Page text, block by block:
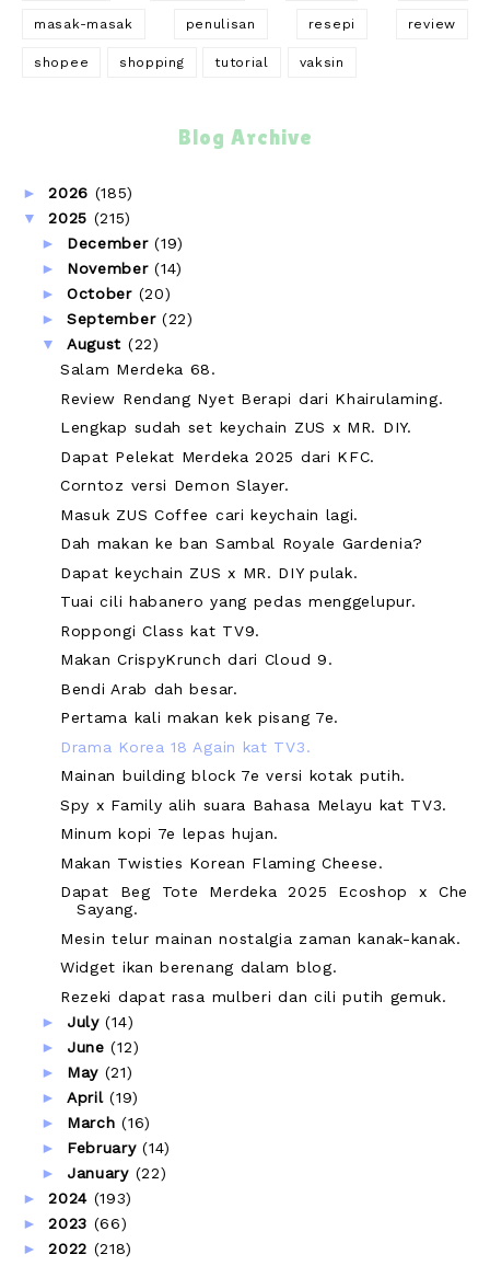
masak-masak penulisan resepi review
shopee shopping tutorial vaksin
Blog Archive
►2026 (185)
▼2025 (215)
► December(19)
► November(14)
► October (20)
► September (22)
▼ August (22)
Salam Merdeka 68.
Review Rendang Nyet Berapi dari Khairulaming.
Lengkap sudah set keychain ZUS x MR. DIY.
Dapat Pelekat Merdeka 2025 dari KFC.
Corntoz versi Demon Slayer.
Masuk ZUS Coffee cari keychain lagi.
Dah makan ke ban Sambal Royale Gardenia?
Dapat keychain ZUS x MR. DIY pulak.
Tuai cili habanero yang pedas menggelupur.
Roppongi Class kat TV9.
Makan CrispyKrunch dari Cloud 9.
Bendi Arab dah besar.
Pertama kali makan kek pisang 7e.
Drama Korea 18 Again kat TV3.
Mainan building block 7e versi kotak putih.
Spy x Family alih suara Bahasa Melayu kat TV3.
Minum kopi 7e lepas hujan.
Makan Twisties Korean Flaming Cheese.
Dapat Beg Tote Merdeka 2025 Ecoshop x Che
Sayang.
Mesin telur mainan nostalgia zaman kanak-kanak.
Widget ikan berenang dalam blog.
Rezeki dapat rasa mulberi dan cili putih gemuk.
► July(14)
► June(12)
► May (21)
► April(19)
► March(16)
► February(14)
► January (22)
►2024 (193)
►2023 (66)
►2022 (218)